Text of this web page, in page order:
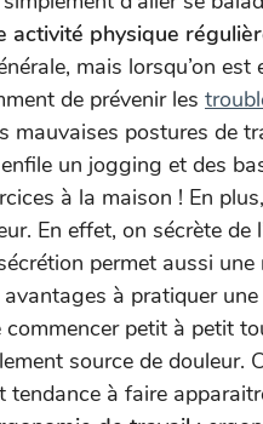
activité physique
mais lorsqu’on
de prévenir les
mauvaises postures de
un jogging et des
à la maison ! En
En effet, on sécrète
permet aussi
avantages à pratiquer
commencer petit à petit
source de douleur.
tendance à faire